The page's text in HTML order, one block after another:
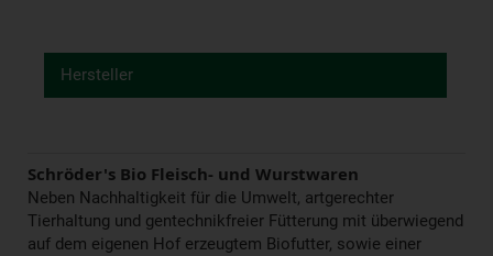
Hersteller
Schröder's Bio Fleisch- und Wurstwaren
Neben Nachhaltigkeit für die Umwelt, artgerechter
Tierhaltung und gentechnikfreier Fütterung mit überwiegend
auf dem eigenen Hof erzeugtem Biofutter, sowie einer